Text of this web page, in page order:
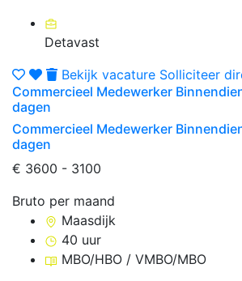
Detavast
Bekijk vacature Solliciteer
Commercieel Medewerker
dagen
Commercieel Medewerker
dagen
€ 3600 - 3100
Bruto per maand
Maasdijk
40 uur
MBO/HBO / VMBO/MBO